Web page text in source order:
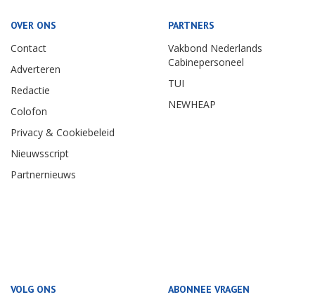
OVER ONS
Contact
Adverteren
Redactie
Colofon
Privacy & Cookiebeleid
Nieuwsscript
Partnernieuws
PARTNERS
Vakbond Nederlands
Cabinepersoneel
TUI
NEWHEAP
VOLG ONS ABONNEE VRAGEN